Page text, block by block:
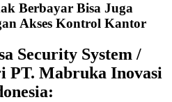
Berbayar Bisa Juga
Akses Kontrol Kantor
Security System /
PT. Mabruka Inovasi